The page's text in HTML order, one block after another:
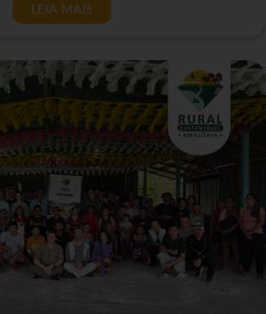
LEIA MAIS